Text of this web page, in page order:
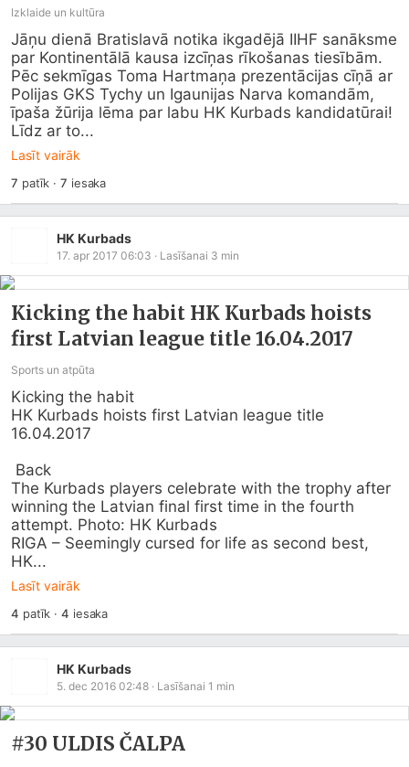
Izklaide un kultūra
Jāņu dienā Bratislavā notika ikgadējā IIHF sanāksme
par Kontinentālā kausa izcīņas rīkošanas tiesībām.
Pēc sekmīgas Toma Hartmaņa prezentācijas cīņā ar
Polijas GKS Tychy un Igaunijas Narva komandām,
īpaša žūrija lēma par labu HK Kurbads kandidatūrai!
Līdz ar to...
Lasīt vairāk
7 patīk ·7 iesaka
HK Kurbads
17. apr 2017 06:03 · Lasīšanai 3 min
Kicking the habit HK Kurbads hoists
first Latvian league title 16.04.2017
Sports un atpūta
Kicking the habit
HK Kurbads hoists first Latvian league title
16.04.2017
The Kurbads players celebrate with the trophy after
winning the Latvian final first time in the fourth
attempt. Photo: HK Kurbads
RIGA – Seemingly cursed for life as second best,
HK...
Lasīt vairāk
4 patīk ·4 iesaka
HK Kurbads
5. dec 2016 02:48 · Lasīšanai 1 min
#30 ULDIS ČALPA